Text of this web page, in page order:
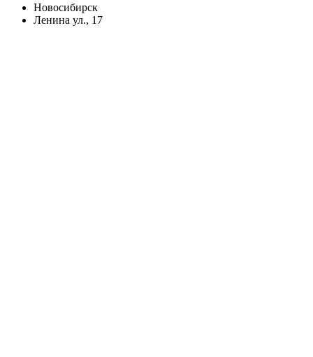
Новосибирск
Ленина ул., 17